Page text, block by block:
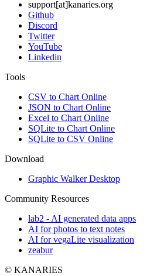
support[at]kanaries.org
Github
Discord
Twitter
YouTube
Linkedin
Tools
CSV to Chart Online
JSON to Chart Online
Excel to Chart Online
SQLite to Chart Online
SQLite to CSV Online
Download
Graphic Walker Desktop
Community Resources
lab2 - AI generated data apps
AI for photos to text notes
AI for vegaLite visualization
zeabur
© KANARIES